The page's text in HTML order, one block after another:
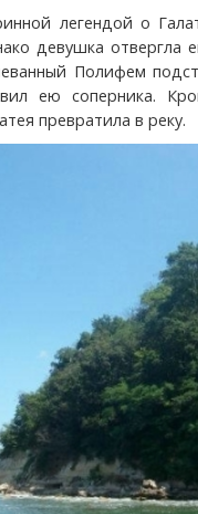
легендой о
девушка отвергла
Полифем
ею соперника.
превратила в реку.